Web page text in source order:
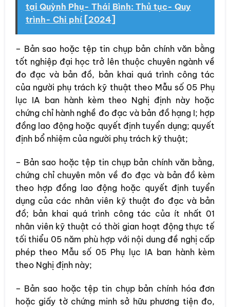
tại Quỳnh Phụ- Thái Bình: Thủ tục- Quy
trình- Chi phí [2024]
– Bản sao hoặc tệp tin chụp bản chính văn bằng
tốt nghiệp đại học trở lên thuộc chuyên ngành về
đo đạc và bản đồ, bản khai quá trình công tác
của người phụ trách kỹ thuật theo Mẫu số 05 Phụ
lục IA ban hành kèm theo Nghị định này hoặc
chứng chỉ hành nghề đo đạc và bản đồ hạng I; hợp
đồng lao động hoặc quyết định tuyển dụng; quyết
định bổ nhiệm của người phụ trách kỹ thuật;
– Bản sao hoặc tệp tin chụp bản chính văn bằng,
chứng chỉ chuyên môn về đo đạc và bản đồ kèm
theo hợp đồng lao động hoặc quyết định tuyển
dụng của các nhân viên kỹ thuật đo đạc và bản
đồ; bản khai quá trình công tác của ít nhất 01
nhân viên kỹ thuật có thời gian hoạt động thực tế
tối thiểu 05 năm phù hợp với nội dung đề nghị cấp
phép theo Mẫu số 05 Phụ lục IA ban hành kèm
theo Nghị định này;
– Bản sao hoặc tệp tin chụp bản chính hóa đơn
hoặc giấy tờ chứng minh sở hữu phương tiện đo,